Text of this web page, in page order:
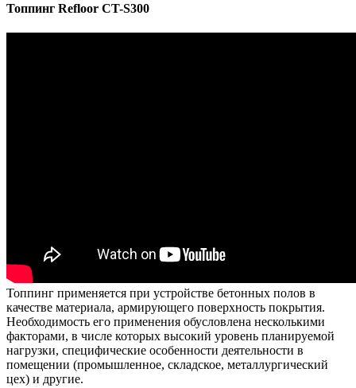
Топпинг Refloor CT-S300
Топпинг применяется при устройстве бетонных полов в
качестве материала, армирующего поверхность покрытия.
Необходимость его применения обусловлена несколькими
факторами, в числе которых высокий уровень планируемой
нагрузки, специфические особенности деятельности в
помещении (промышленное, складское, металлургический
цех) и другие.